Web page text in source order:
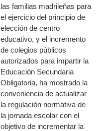
las familias madrileñas para
el ejercicio del principio de
elección de centro
educativo, y el incremento
de colegios públicos
autorizados para impartir la
Educación Secundaria
Obligatoria, ha mostrado la
conveniencia de actualizar
la regulación normativa de
la jornada escolar con el
objetivo de incrementar la